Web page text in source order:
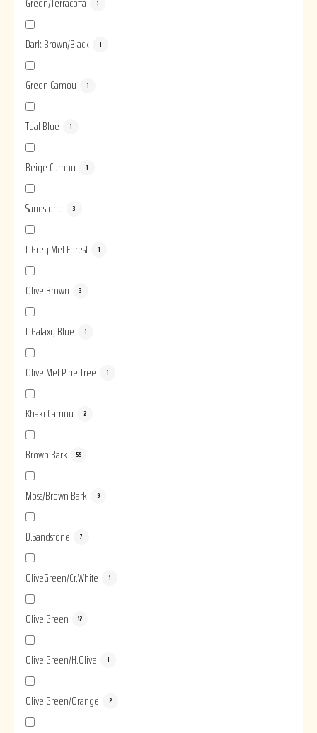
1
Dark Brown/Black 1
Green Camou 1
Teal Blue 1
Beige Camou 1
Sandstone 3
L.Grey Mel Forest 1
Olive Brown 3
L.Galaxy Blue 1
Olive Mel Pine Tree 1
Khaki Camou 2
Brown Bark 59
Moss/Brown Bark 9
D.Sandstone 7
OliveGreen/Cr.White 1
Olive Green 12
Olive Green/H.Olive 1
Olive Green/Orange 2